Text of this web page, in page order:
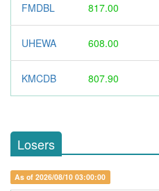
FMDBL 817.00
UHEWA 608.00
KMCDB 807.90
Losers
As of 2026/08/10 03:00:00